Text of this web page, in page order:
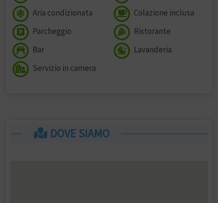
Aria condizionata
Colazione inclusa
Parcheggio
Ristorante
Bar
Lavanderia
Servizio in camera
DOVE SIAMO